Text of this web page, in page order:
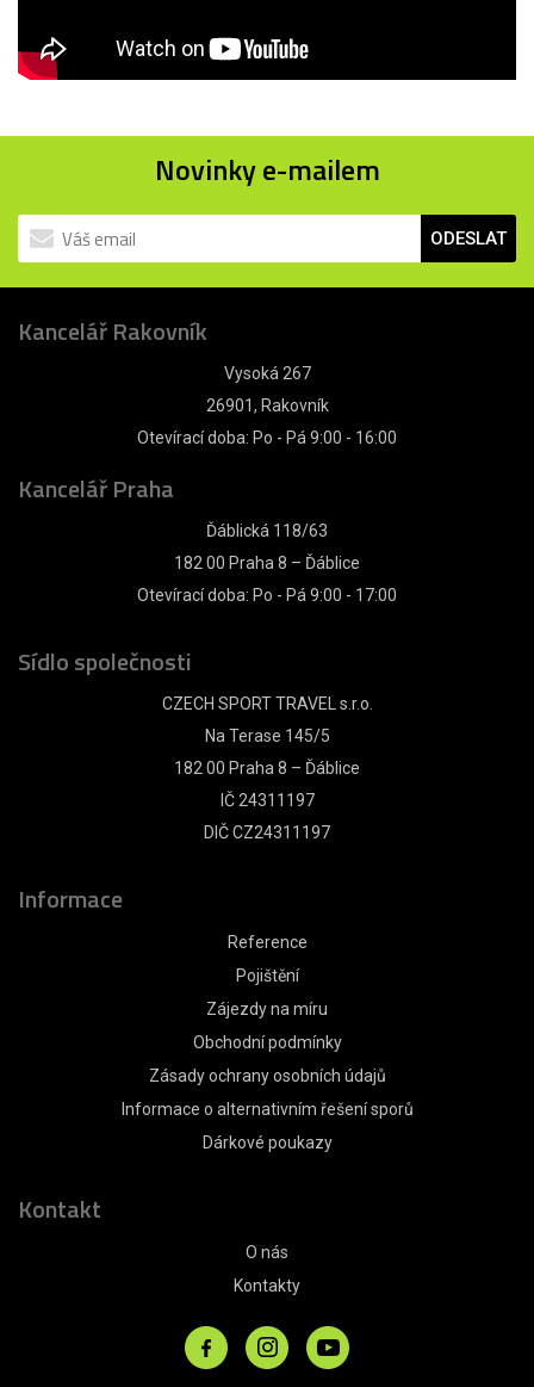
Novinky e-mailem
ODESLAT
Kancelář Rakovník
Vysoká 267
26901, Rakovník
Otevírací doba: Po - Pá 9:00 - 16:00
Kancelář Praha
Ďáblická 118/63
182 00 Praha 8 – Ďáblice
Otevírací doba: Po - Pá 9:00 - 17:00
Sídlo společnosti
CZECH SPORT TRAVEL s.r.o.
Na Terase 145/5
182 00 Praha 8 – Ďáblice
IČ 24311197
DIČ CZ24311197
Informace
Reference
Pojištění
Zájezdy na míru
Obchodní podmínky
Zásady ochrany osobních údajů
Informace o alternativním řešení sporů
Dárkové poukazy
Kontakt
O nás
Kontakty